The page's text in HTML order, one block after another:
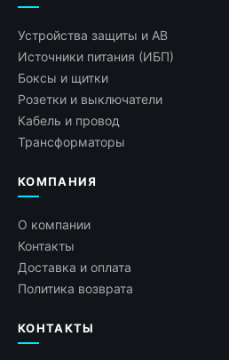
Устройства защиты и АВ
Источники питания (ИБП)
Боксы и щитки
Розетки и выключатели
Кабель и провод
Трансформаторы
КОМПАНИЯ
О компании
Контакты
Доставка и оплата
Политика возврата
КОНТАКТЫ